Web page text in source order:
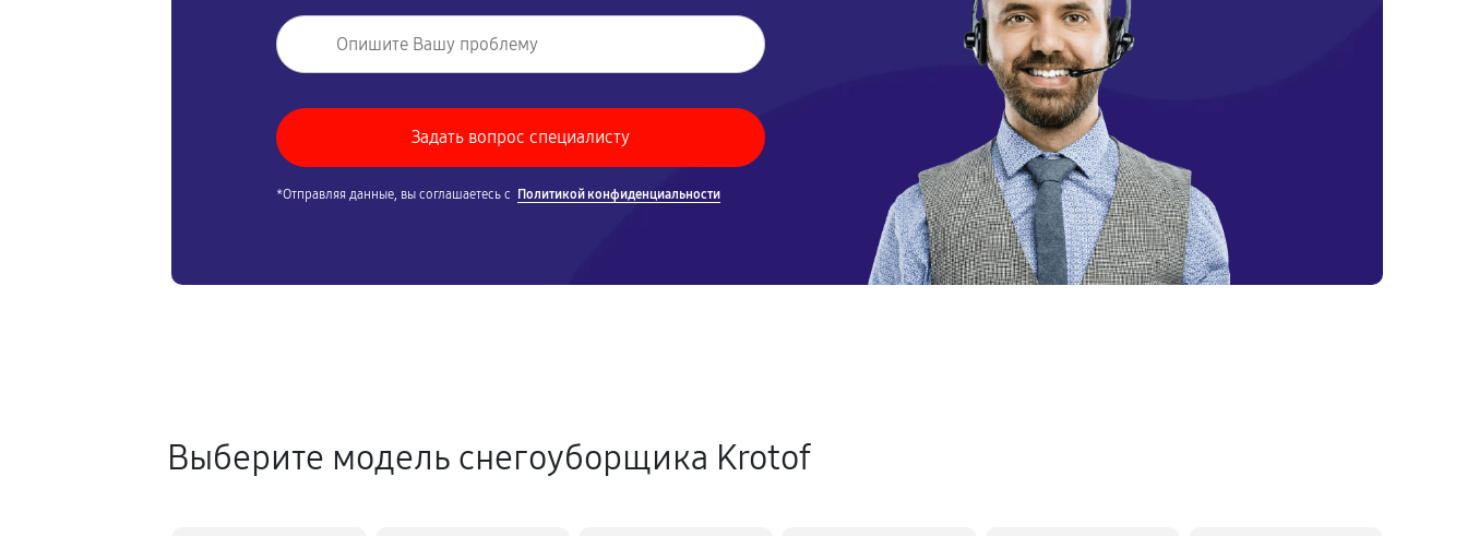
*Отправляя данные, вы соглашаетесь с Политикой конфиденциальности
Выберите модель снегоуборщика Krotof